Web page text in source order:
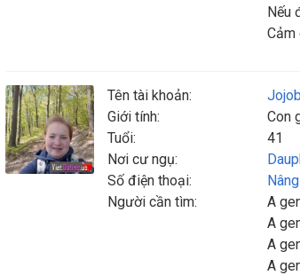
Nếu
Cảm
Tên tài khoản:
Giới tính:
Con
Tuổi:
41
Nơi cư ngụ:
Số điện thoại:
Người cần tìm:
A
A
A
A